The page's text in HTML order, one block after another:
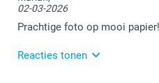
Wij nemen jouw
Veel plezier van je
02-03-2026
Prachtige foto op mooi
Reacties tonen